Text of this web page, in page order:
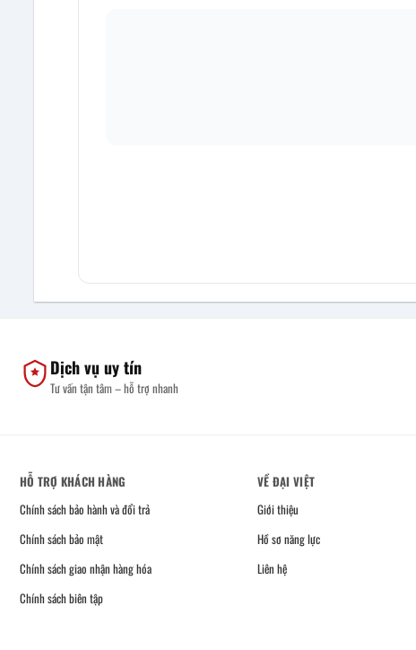
Dịch vụ uy tín
Tư vấn tận tâm – hỗ trợ nhanh
HỖ TRỢ KHÁCH HÀNG
Chính sách bảo hành và đổi trả
Chính sách bảo mật
Chính sách giao nhận hàng hóa
Chính sách biên tập
VỀ ĐẠI VIỆT
Giới thiệu
Hồ sơ năng lực
Liên hệ